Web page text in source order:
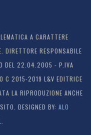
A CARATTERE
DIRETTORE RESPONSABILE
DEL 22.04.2005 - P.IVA
2015-2019 L&V EDITRICE
LA RIPRODUZIONE ANCHE
DESIGNED BY: ALO